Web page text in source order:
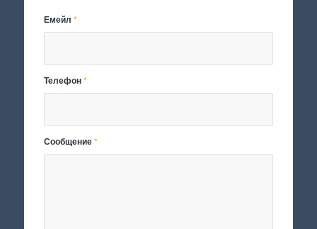
Емейл*
Телефон*
Сообщение*